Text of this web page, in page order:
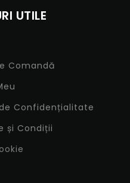
UTILE
Comandă
Confidențialitate
și Condiții